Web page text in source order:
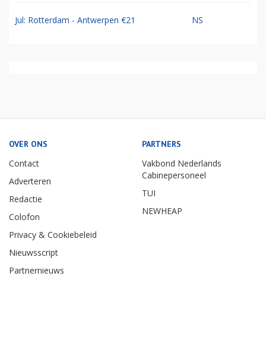
Jul: Rotterdam - Antwerpen €21 NS
OVER ONS
Contact
Adverteren
Redactie
Colofon
Privacy & Cookiebeleid
Nieuwsscript
Partnernieuws
PARTNERS
Vakbond Nederlands
Cabinepersoneel
TUI
NEWHEAP